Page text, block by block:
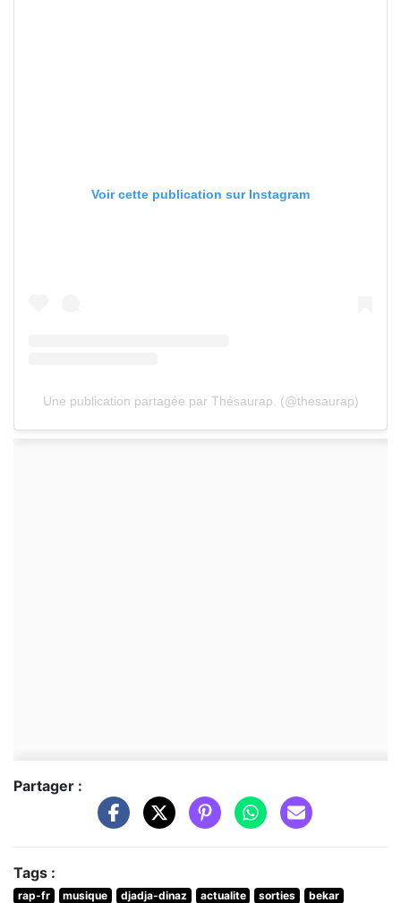
Voir cette publication sur Instagram
Une publication partagée par Thésaurap. (@thesaurap)
Partager :
Tags :
rap-fr musique djadja-dinaz actualite sorties
bekar